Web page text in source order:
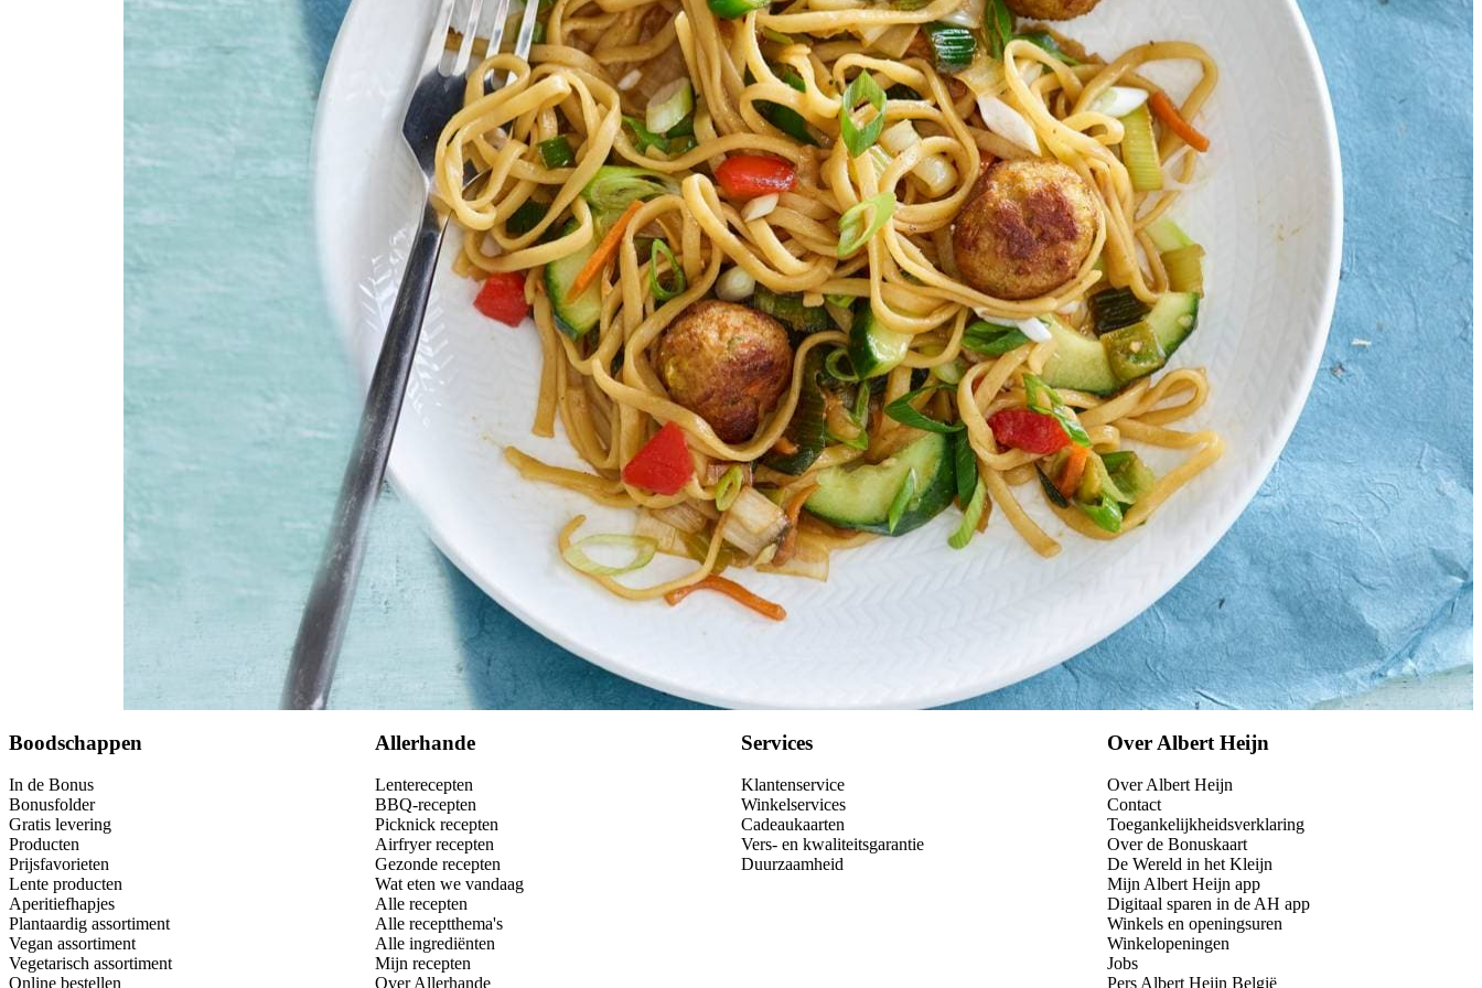
el arachideolie
paprikamix rauwkost
vegetarische groenteballetjes
Kies producten
5 Giet de mie af en meng samen met de komkommer en bosui door de saus, warm nog 1 min. door.
Verdeel de bami over 4 borden en garneer met de groenteballetjes.
Combinatietip Lekker met zoete chilisaus.
Wat vond je van dit recept?
Boodschappen
In de Bonus
Bonusfolder
Gratis levering
Producten
Prijsfavorieten
Lente producten
Aperitiefhapjes
Plantaardig assortiment
Vegan assortiment
Vegetarisch assortiment
Online bestellen
Allerhande
Lenterecepten
BBQ-recepten
Picknick recepten
Airfryer recepten
Gezonde recepten
Wat eten we vandaag
Alle recepten
Alle receptthema's
Alle ingrediënten
Mijn recepten
Over Allerhande
Services
Klantenservice
Winkelservices
Cadeaukaarten
Vers- en kwaliteitsgarantie
Duurzaamheid
Over Albert Heijn
Over Albert Heijn
Contact
Toegankelijkheidsverklaring
Over de Bonuskaart
De Wereld in het Kleijn
Mijn Albert Heijn app
Digitaal sparen in de AH app
Winkels en openingsuren
Winkelopeningen
Jobs
Pers Albert Heijn België